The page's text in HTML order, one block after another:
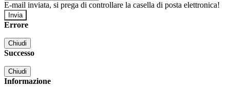
E-mail inviata, si prega di controllare la casella di posta elettronica!
Errore
Chiudi
Successo
Chiudi
Informazione